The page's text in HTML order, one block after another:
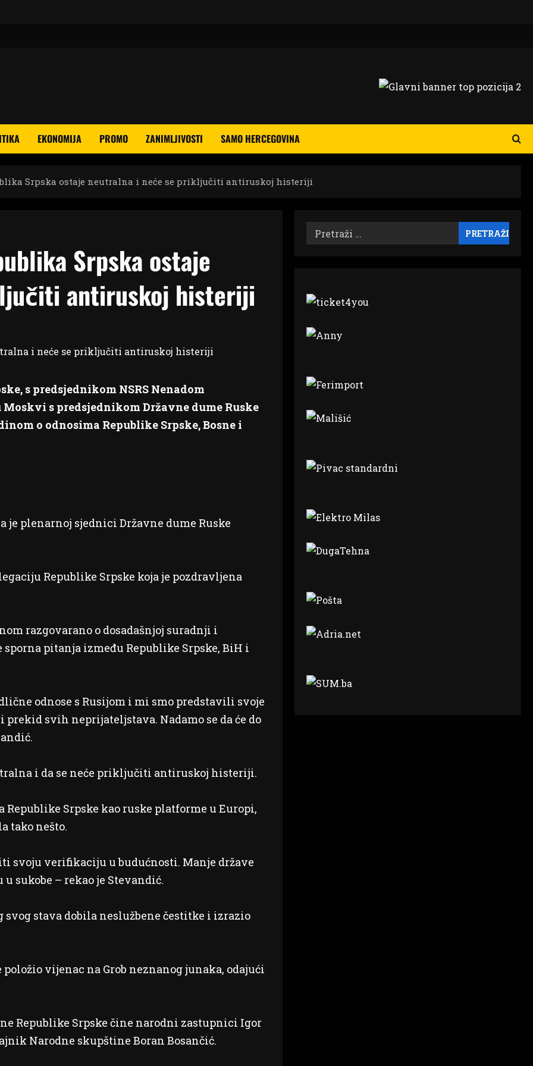
EKONOMIJA PROMO ZANIMLJIVOSTI SAMO HERCEGOVINA
Srpska ostaje neutralna i neće se priključiti antiruskoj histeriji
Srpska ostaje
antiruskoj histeriji
s predsjednikom NSRS Nenadom
s predsjednikom Državne dume Ruske
o odnosima Republike Srpske, Bosne i
je plenarnoj sjednici Državne dume Ruske
Republike Srpske koja je pozdravljena
razgovarano o dosadašnjoj suradnji i
pitanja između Republike Srpske, BiH i
odnose s Rusijom i mi smo predstavili svoje
svih neprijateljstava. Nadamo se da će do
i da se neće priključiti antiruskoj histeriji.
Srpske kao ruske platforme u Europi,
tako nešto.
svoju verifikaciju u budućnosti. Manje države
sukobe – rekao je Stevandić.
svog stava dobila neslužbene čestitke i izrazio
vijenac na Grob neznanog junaka, odajući
Republike Srpske čine narodni zastupnici Igor
Narodne skupštine Boran Bosančić.
Pretraži: